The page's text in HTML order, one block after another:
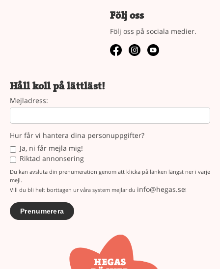
Följ oss
Följ oss på sociala medier.
Håll koll på lättläst!
Mejladress:
Hur får vi hantera dina personuppgifter?
Ja, ni får mejla mig!
Riktad annonsering
Du kan avsluta din prenumeration genom att klicka på länken längst ner i varje
mejl.
Vill du bli helt borttagen ur våra system mejlar du info@hegas.se!